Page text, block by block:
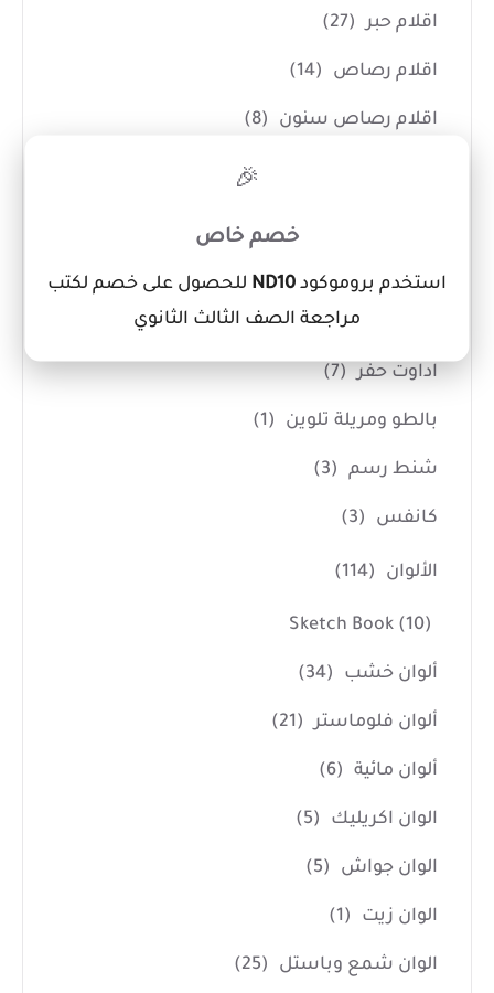
اقلام حبر (27)
اقلام رصاص (14)
اقلام رصاص سنون (8)
ادوات الفنانين (14)
اداوت حفر (7)
بالطو ومريلة تلوين (1)
شنط رسم (3)
كانفس (3)
الألوان (114)
Sketch Book (10)
ألوان خشب (34)
ألوان فلوماستر (21)
ألوان مائية (6)
الوان اكريليك (5)
الوان جواش (5)
الوان زيت (1)
الوان شمع وباستل (25)
🎉
خصم خاص
استخدم بروموكود ND10 للحصول على خصم لكتب
مراجعة الصف الثالث الثانوي